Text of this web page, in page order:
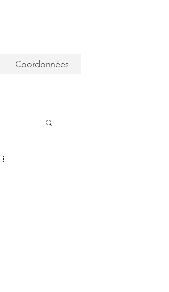
Coordonnées